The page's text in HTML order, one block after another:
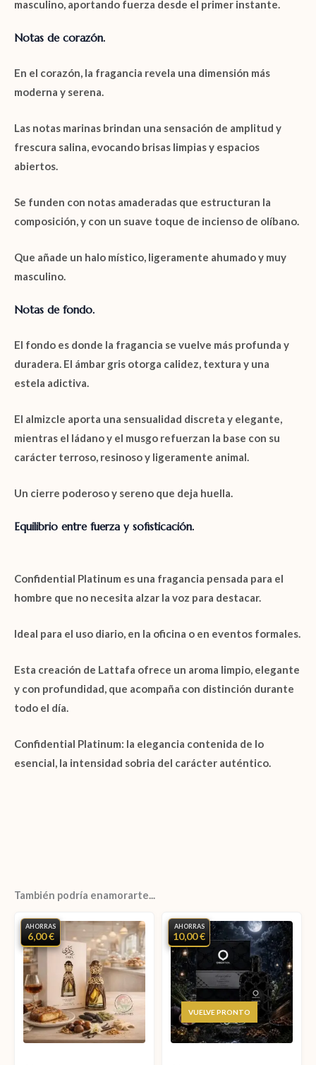
masculino, aportando fuerza desde el primer instante.
Notas de corazón.
En el corazón, la fragancia revela una dimensión más
moderna y serena.
Las notas marinas brindan una sensación de amplitud y
frescura salina, evocando brisas limpias y espacios
abiertos.
Se funden con notas amaderadas que estructuran la
composición, y con un suave toque de incienso de olíbano.
Que añade un halo místico, ligeramente ahumado y muy
masculino.
Notas de fondo.
El fondo es donde la fragancia se vuelve más profunda y
duradera. El ámbar gris otorga calidez, textura y una
estela adictiva.
El almizcle aporta una sensualidad discreta y elegante,
mientras el ládanoy el musgo refuerzan la base con su
carácter terroso, resinoso y ligeramente animal.
Un cierre poderoso y sereno que deja huella.
Equilibrio entre fuerza y sofisticación.
Confidential Platinum es una fragancia pensada para el
hombre que no necesita alzar la voz para destacar.
Ideal para el uso diario, en la oficina o en eventos formales.
Esta creación de Lattafa ofrece un aroma limpio, elegante
y con profundidad, que acompaña con distinción durante
todo el día.
Confidential Platinum: la elegancia contenida de lo
esencial, la intensidad sobria del carácter auténtico.
También podría enamorarte...
AHORRAS
6,00 €
AHORRAS
10,00 €
AGOTADO